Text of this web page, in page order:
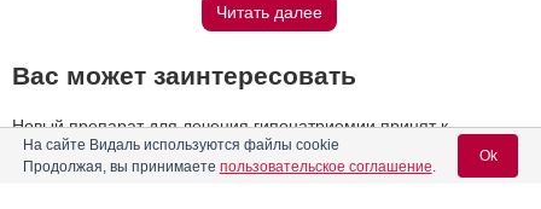
Читать далее
Вас может заинтересовать
Новый препарат для лечения гипонатриемии принят к
рассмотрению в FDA
Состоится подписание соглашения между ФАС России и
На сайте Видаль используются файлы cookie
Продолжая, вы принимаете пользовательское соглашение.
Ok